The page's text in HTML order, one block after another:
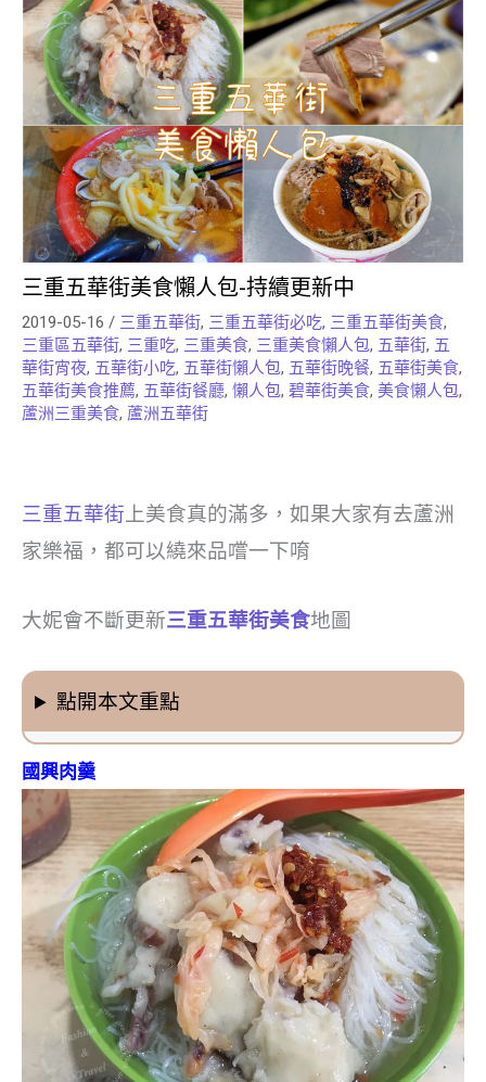
三重五華街美食懶人包-持續更新中
2019-05-16 / 三重五華街, 三重五華街必吃, 三重五華街美食,
三重區五華街, 三重吃, 三重美食, 三重美食懶人包, 五華街, 五
華街宵夜, 五華街小吃, 五華街懶人包, 五華街晚餐, 五華街美食,
五華街美食推薦, 五華街餐廳, 懶人包, 碧華街美食, 美食懶人包,
蘆洲三重美食, 蘆洲五華街
三重五華街上美食真的滿多，如果大家有去蘆洲
家樂福，都可以繞來品嚐一下唷
大妮會不斷更新三重五華街美食地圖
點開本文重點
國興肉羹